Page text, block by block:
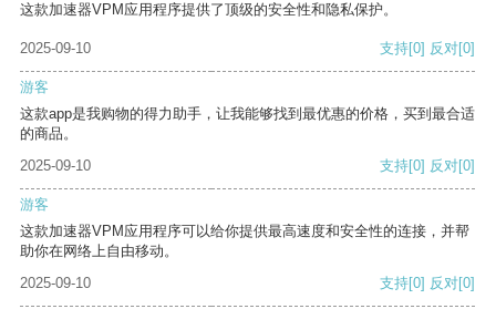
这款加速器VPM应用程序提供了顶级的安全性和隐私保护。
2025-09-10 支持[0] 反对[0]
游客
这款app是我购物的得力助手，让我能够找到最优惠的价格，买到最合适
的商品。
2025-09-10
支持[0] 反对[0]
游客
这款加速器VPM应用程序可以给你提供最高速度和安全性的连接，并帮
助你在网络上自由移动。
2025-09-10
支持[0] 反对[0]